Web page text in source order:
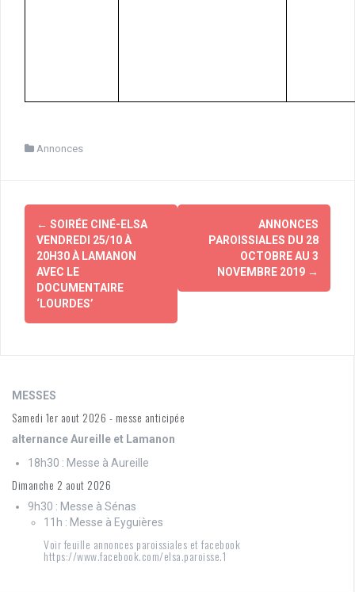
Annonces
Navigation
d'article
← SOIRÉE CINÉ-ELSA
VENDREDI 25/10 À
20H30 À LAMANON
AVEC LE
DOCUMENTAIRE
‘LOURDES’
ANNONCES
PAROISSIALES DU 28
OCTOBRE AU 3
NOVEMBRE 2019 →
MESSES
Samedi 1er aout 2026 - messe anticipée
alternance Aureille et Lamanon
18h30 : Messe à Aureille
Dimanche 2 aout 2026
9h30 : Messe à Sénas
11h : Messe à Eyguières
Voir feuille annonces paroissiales et facebook
https://www.facebook.com/elsa.paroisse.1